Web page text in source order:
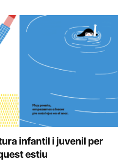
infantil i juvenil per
estiu